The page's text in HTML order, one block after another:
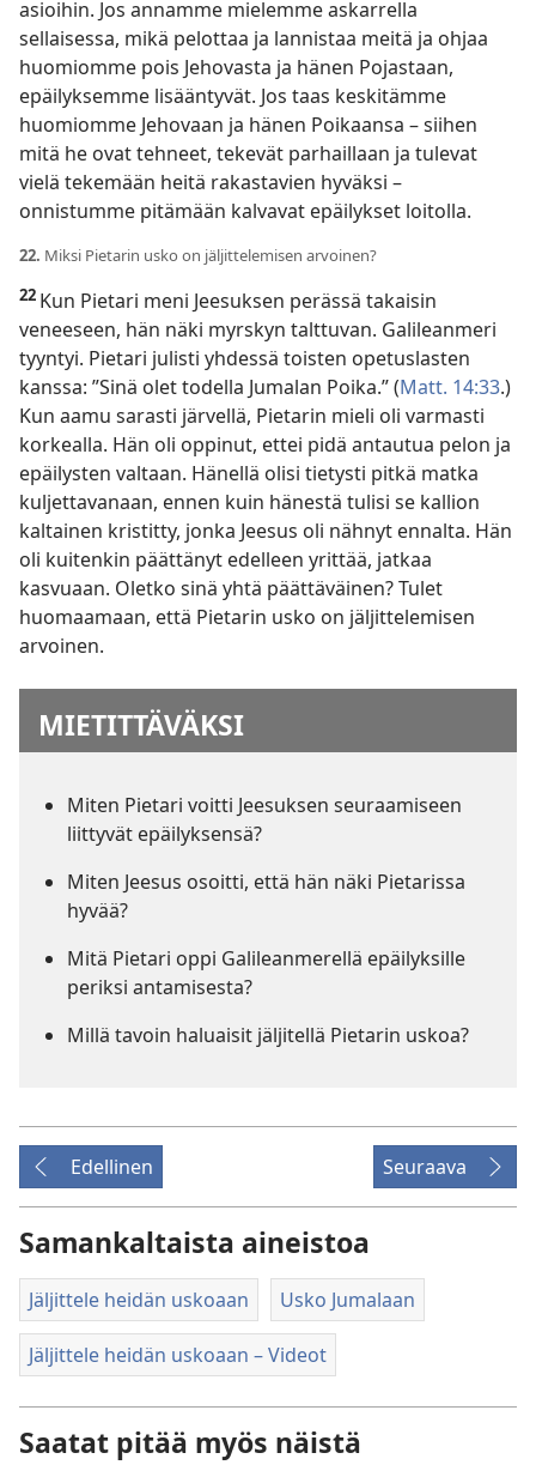
asioihin. Jos annamme mielemme askarrella
sellaisessa, mikä pelottaa ja lannistaa meitä ja ohjaa
huomiomme pois Jehovasta ja hänen Pojastaan,
epäilyksemme lisääntyvät. Jos taas keskitämme
huomiomme Jehovaan ja hänen Poikaansa – siihen
mitä he ovat tehneet, tekevät parhaillaan ja tulevat
vielä tekemään heitä rakastavien hyväksi –
onnistumme pitämään kalvavat epäilykset loitolla.
22. Miksi Pietarin usko on jäljittelemisen arvoinen?
22 Kun Pietari meni Jeesuksen perässä takaisin
veneeseen, hän näki myrskyn talttuvan. Galileanmeri
tyyntyi. Pietari julisti yhdessä toisten opetuslasten
kanssa: ”Sinä olet todella Jumalan Poika.” (Matt. 14:33.)
Kun aamu sarasti järvellä, Pietarin mieli oli varmasti
korkealla. Hän oli oppinut, ettei pidä antautua pelon ja
epäilysten valtaan. Hänellä olisi tietysti pitkä matka
kuljettavanaan, ennen kuin hänestä tulisi se kallion
kaltainen kristitty, jonka Jeesus oli nähnyt ennalta. Hän
oli kuitenkin päättänyt edelleen yrittää, jatkaa
kasvuaan. Oletko sinä yhtä päättäväinen? Tulet
huomaamaan, että Pietarin usko on jäljittelemisen
arvoinen.
MIETITTÄVÄKSI
Miten Pietari voitti Jeesuksen seuraamiseen
liittyvät epäilyksensä?
Miten Jeesus osoitti, että hän näki Pietarissa
hyvää?
Mitä Pietari oppi Galileanmerellä epäilyksille
periksi antamisesta?
Millä tavoin haluaisit jäljitellä Pietarin uskoa?
Edellinen Seuraava
Samankaltaista aineistoa
Jäljittele heidän uskoaan Usko Jumalaan
Jäljittele heidän uskoaan – Videot
Saatat pitää myös näistä